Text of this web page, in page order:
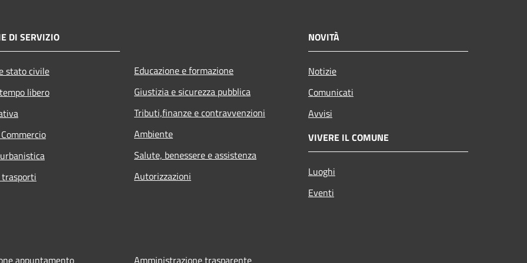
DI SERVIZIO
stato civile
libero
Educazione e formazione
Giustizia e sicurezza pubblica
Tributi,finanze e contravvenzioni
Ambiente
Salute, benessere e assistenza
Autorizzazioni
NOVITÀ
Notizie
Comunicati
Avvisi
VIVERE IL COMUNE
Luoghi
Eventi
appuntamento Amministrazione trasparente